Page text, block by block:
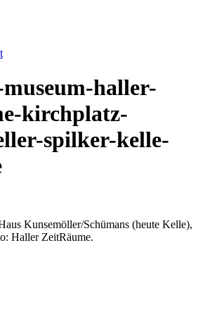
haller-
kirchplatz-
spilker-kelle-
Kunsemöller/Schümans (heute Kelle),
Haller ZeitRäume.